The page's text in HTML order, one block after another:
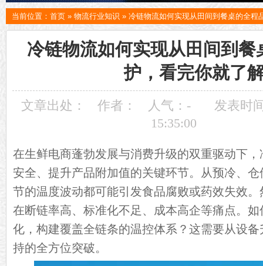
当前位置： 首页 » 物流行业知识 » 冷链物流如何实现从田间到餐桌的全程
冷链物流如何实现从田间到餐
护，看完你就了
文章出处： 作者： 人气： -
发表时
15:35:00
在生鲜电商蓬勃发展与消费升级的双重驱动下
安全、提升产品附加值的关键环节。从预冷、
节的温度波动都可能引发食品腐败或药效失效
在断链率高、标准化不足、成本高企等痛点。
化，构建覆盖全链条的温控体系？这需要从设
持的全方位突破。